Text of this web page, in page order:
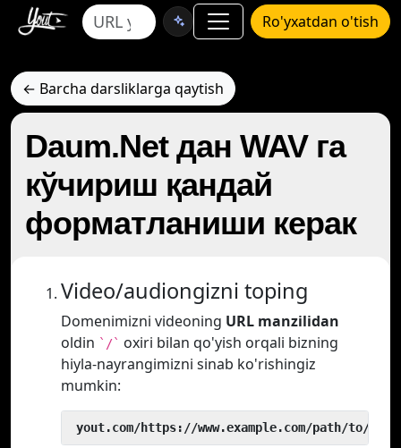
Ro'yxatdan o'tish
← Barcha darsliklarga qaytish
Daum.Net дан WAV га
кўчириш қандай
форматланиши керак
Video/audiongizni toping
Domenimizni videoning URL manzilidan
oldin `/` oxiri bilan qo'yish orqali bizning
hiyla-nayrangimizni sinab ko'rishingiz
mumkin:
yout.com/https://www.example.com/path/to/